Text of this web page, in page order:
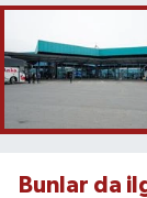
Bunlar da